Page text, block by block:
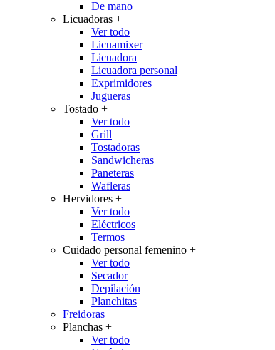
De mano
Licuadoras +
Ver todo
Licuamixer
Licuadora
Licuadora personal
Exprimidores
Jugueras
Tostado +
Ver todo
Grill
Tostadoras
Sandwicheras
Paneteras
Wafleras
Hervidores +
Ver todo
Eléctricos
Termos
Cuidado personal femenino +
Ver todo
Secador
Depilación
Planchitas
Freidoras
Planchas +
Ver todo